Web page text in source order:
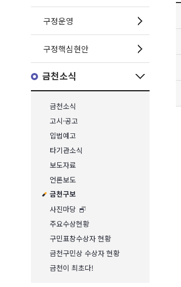
구정운영
구정핵심현안
금천소식
금천소식
고시·공고
입법예고
타기관소식
보도자료
언론보도
금천구보
사진마당
주요수상현황
구민표창수상자 현황
금천구민상 수상자 현황
금천이 최초다!